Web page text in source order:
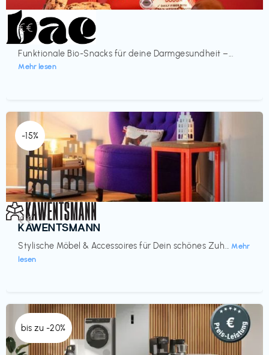
Lebensmittel
bae Treat
Funktionale Bio-Snacks für deine Darmgesundheit –...
Mehr lesen
€€‎
-15%
Einrichtung
KAWENTSMANN
Stylische Möbel & Accessoires für Dein schönes Zuh... Mehr
lesen
€€‎
bis zu -20%